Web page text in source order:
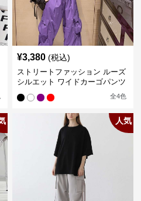
¥3,380 (税込)
ストリートファッション ルーズ
シルエット ワイドカーゴパンツ
全4色
人気